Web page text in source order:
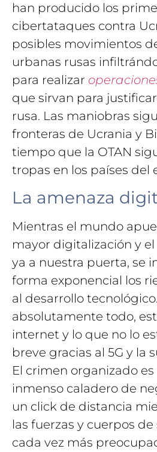
han producido los
cibertataques contra
posibles movimientos
urbanas rusas
para realizar
que sirvan para
rusa. Las maniobras
fronteras de Ucrania y
tiempo que la OTAN
tropas en los países del
La amenaza
Mientras el mundo
mayor digitalización y
ya a nuestra puerta, se
forma exponencial los
al desarrollo
absolutamente todo,
internet y lo que no lo
breve gracias al 5G y la
El crimen organizado
inmenso caladero de
un click de distancia
las fuerzas y cuerpos
cada vez más